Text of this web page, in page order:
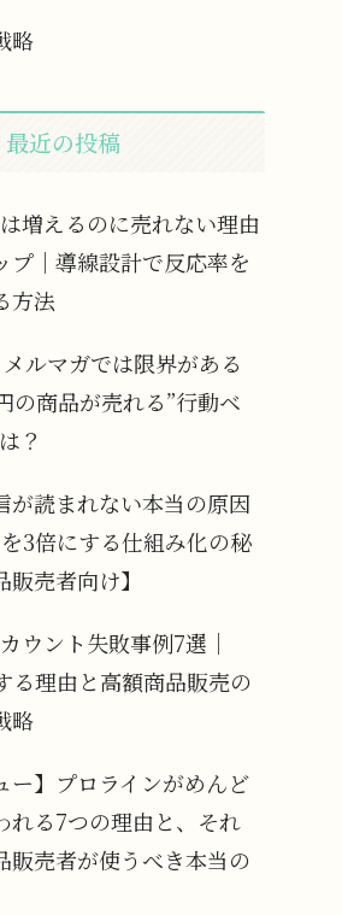
略
最近の投稿
増えるのに売れない理由
プ｜導線設計で反応率を
方法
ルマガでは限界がある
の商品が売れる”行動ベ
？
が読まれない本当の原因
3倍にする仕組み化の秘
売者向け】
ウント失敗事例7選｜
る理由と高額商品販売の
略
ー】プロラインがめんど
れる7つの理由と、それ
販売者が使うべき本当の